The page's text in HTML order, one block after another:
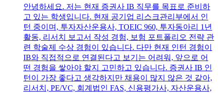
안녕하세요. 저는 현재 증권사 IB 직무를 목표로 준비하
고 있는 학생입니다. 현재 공기업 리스크관리부에서 인
턴 중이며, 투자자산운용사, TOEIC 960, 투자동아리 1년
활동, 리서치 보고서 작성 경험, 보험 포트폴리오 전략 관
련 학술제 수상 경험이 있습니다. 다만 현재 인턴 경험이
IB와 직접적으로 연결된다고 보기는 어려워, 앞으로 어
떤 경험을 쌓아야 할지 고민하고 있습니다. 증권사 IB 인
턴이 가장 좋다고 생각하지만 채용이 많지 않은 것 같아,
리서치, PE/VC, 회계법인 FAS, 신용평가사, 자산운용사,